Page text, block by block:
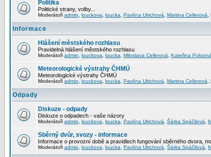
Politika
Politické strany, volby...
Moderátoři admin louckova loucka Pavlína Ulrichová Martina Cellerová
Informace
Hlášení městského rozhlasu
Pravidelná hlášení městského rozhlasu
Moderátoři admin louckova loucka Miloslava Cellerová Kateřina Pokorná
Meteorologické výstrahy ČHMÚ
Meteorologické výstrahy ČHMÚ
Moderátoři admin louckova loucka Pavlína Ulrichová Martina Cellerová
Odpady
Diskuze - odpady
Diskuze o odpadech - vaše názory
Moderátoři admin louckova loucka Pavlína Ulrichová Šárka Spáčilová
Sběrný dvůr, svozy - informace
Informace o provozní době a pravidlech fungování sběrného dvora,
Moderátoři admin louckova loucka Pavlína Ulrichová Šárka Spáčilová